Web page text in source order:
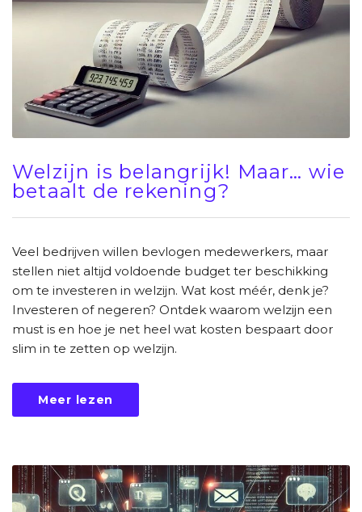
Welzijn is belangrijk! Maar… wie
betaalt de rekening?
Veel bedrijven willen bevlogen medewerkers, maar
stellen niet altijd voldoende budget ter beschikking
om te investeren in welzijn. Wat kost méér, denk je?
Investeren of negeren? Ontdek waarom welzijn een
must is en hoe je net heel wat kosten bespaart door
slim in te zetten op welzijn.
Meer lezen